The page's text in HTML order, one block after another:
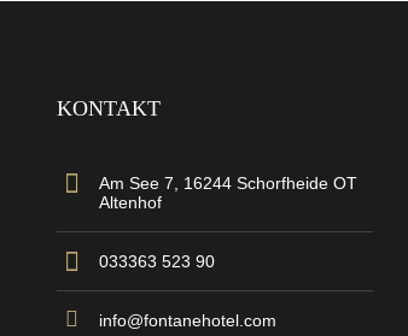
KONTAKT
Am See 7, 16244 Schorfheide OT
Altenhof
033363 523 90
info@fontanehotel.com